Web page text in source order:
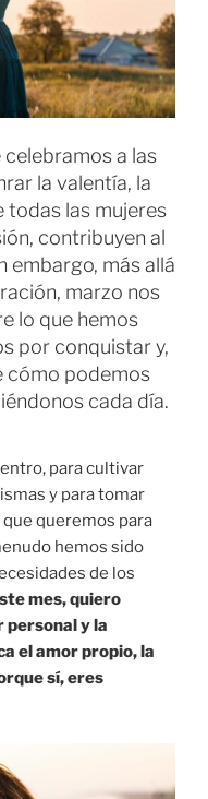
celebramos a las
la valentía, la
todas las mujeres
contribuyen al
embargo, más allá
marzo nos
lo que hemos
por conquistar y,
cómo podemos
cada día.
para cultivar
y para tomar
queremos para
hemos sido
de los
mes, quiero
y la
el amor propio, la
sí, eres